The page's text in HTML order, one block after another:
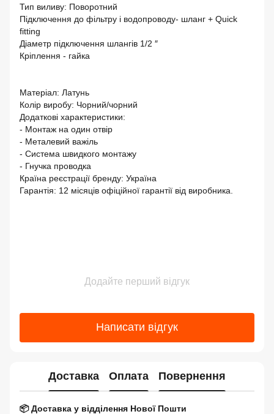
Тип виливу: Поворотний
Підключення до фільтру і водопроводу- шланг + Quick
fitting
Діаметр підключення шлангів 1/2 ″
Кріплення - гайка
Матеріал: Латунь
Колір виробу: Чорний/чорний
Додаткові характеристики:
- Монтаж на один отвір
- Металевий важіль
- Система швидкого монтажу
- Гнучка проводка
Країна реєстрації бренду: Україна
Гарантія: 12 місяців офіційної гарантії від виробника.
Додайте перший відгук
Написати відгук
Доставка Оплата Повернення
📦 Доставка у відділення Нової Пошти